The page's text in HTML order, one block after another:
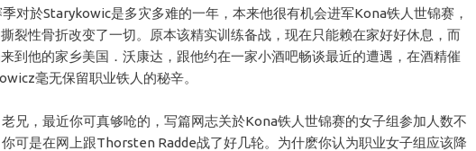
季对於Starykowic是多灾多难的一年，本来他很有机会进军Kona铁人世锦赛，
裂性骨折改变了一切。原本该精实训练备战，现在只能赖在家好好休息，而
到他的家乡美国．沃康达，跟他约在一家小酒吧畅谈最近的遭遇，在酒精催
毫无保留职业铁人的秘辛。
老兄，最近你可真够呛的，写篇网志关於Kona铁人世锦赛的女子组参加人数不
可是在网上跟Thorsten Radde战了好几轮。为什麽你认为职业女子组应该降